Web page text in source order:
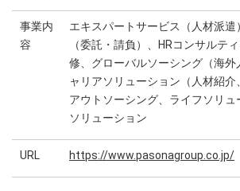
事業内
容
エキスパートサービス（人材派遣
（委託・請負）、HRコンサルテ
修、グローバルソーシング（海外
ャリアソリューション（人材紹介
アウトソーシング、ライフソリ
ソリューション
URL https://www.pasonagroup.co.jp/